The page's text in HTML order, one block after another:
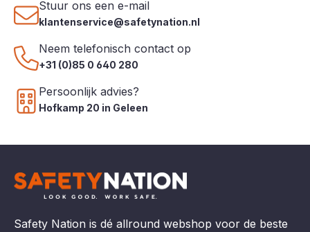
Stuur ons een e-mail
klantenservice@safetynation.nl
Neem telefonisch contact op
+31 (0)85 0 640 280
Persoonlijk advies?
Hofkamp 20 in Geleen
Safety Nation is dé allround webshop voor de beste